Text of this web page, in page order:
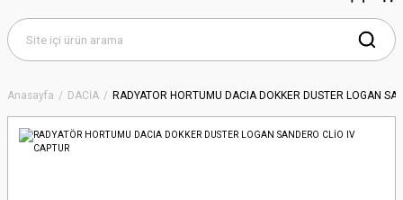
Anasayfa DACİA RADYATÖR HORTUMU DACIA DOKKER DUSTER LOGAN